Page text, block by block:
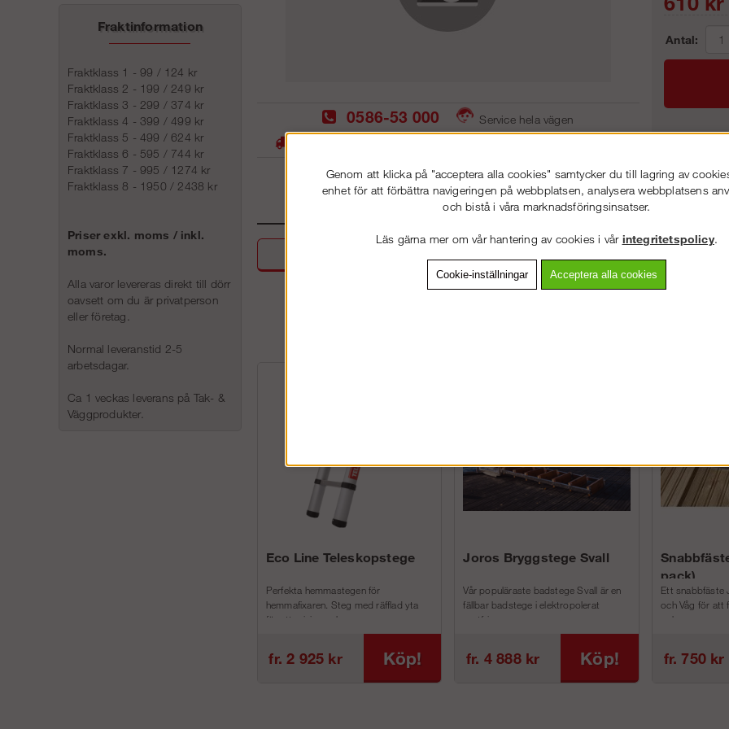
Fraktinformation
Fraktklass 1 - 99 / 124 kr
Fraktklass 2 - 199 / 249 kr
Fraktklass 3 - 299 / 374 kr
Fraktklass 4 - 399 / 499 kr
Fraktklass 5 - 499 / 624 kr
Fraktklass 6 - 595 / 744 kr
Fraktklass 7 - 995 / 1274 kr
Fraktklass 8 - 1950 / 2438 kr
Priser exkl. moms / inkl.
moms.
Alla varor levereras direkt till dörr
oavsett om du är privatperson
eller företag.
Normal leveranstid 2-5
arbetsdagar.
Ca 1 veckas leverans på Tak- &
Väggprodukter.
0586-53 000
Service hela vägen
Antal:
Artnr:
Detaljerad info
Eco Line Teleskopstege
Perfekta hemmastegen för
hemmafixaren. Steg med räfflad yta
för att minimera h...
fr. 2 925 kr Köp!
Joros Bryggstege Svall
Vår populäraste badstege Svall är en
fällbar badstege i elektropolerat
rostfri...
fr. 4 888 kr Köp!
pack)
Ett snabbfäste
och Våg för att
och m...
fr. 750 kr
Genom att klicka på "acceptera alla cookies" samtycker du till lagring av
enhet för att förbättra navigeringen på webbplatsen, analysera webbplatsens
och bistå i våra marknadsföringsinsatser.
Läs gärna mer om vår hantering av cookies i vår integritetspolicy.
Cookie-inställningar Acceptera alla cookies
VÄLKOMMEN TILL STEGPROFFSEN.SE